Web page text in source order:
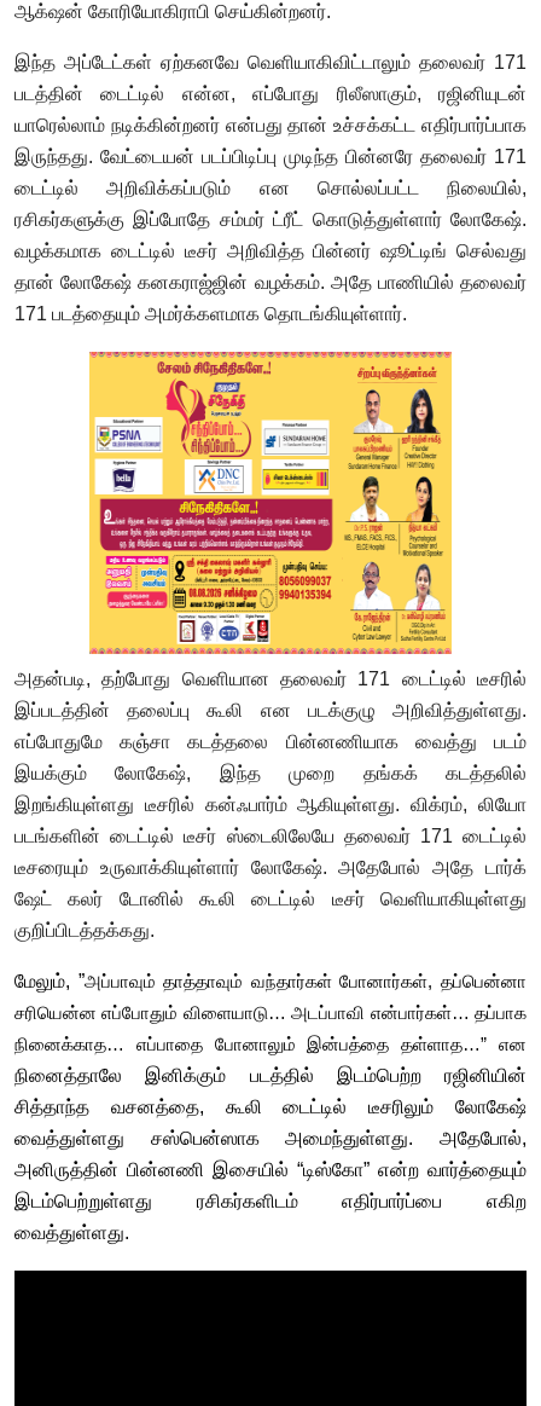
ஆக்‌ஷன் கோரியோகிராபி செய்கின்றனர்.
இந்த அப்டேட்கள் ஏற்கனவே வெளியாகிவிட்டாலும் தலைவர் 171
படத்தின் டைட்டில் என்ன, எப்போது ரிலீஸாகும், ரஜினியுடன்
யாரெல்லாம் நடிக்கின்றனர் என்பது தான் உச்சக்கட்ட எதிர்பார்ப்பாக
இருந்தது. வேட்டையன் படப்பிடிப்பு முடிந்த பின்னரே தலைவர் 171
டைட்டில் அறிவிக்கப்படும் என சொல்லப்பட்ட நிலையில்,
ரசிகர்களுக்கு இப்போதே சம்மர் ட்ரீட் கொடுத்துள்ளார் லோகேஷ்.
வழக்கமாக டைட்டில் டீசர் அறிவித்த பின்னர் ஷூட்டிங் செல்வது
தான் லோகேஷ் கனகராஜ்ஜின் வழக்கம். அதே பாணியில் தலைவர்
171 படத்தையும் அமர்க்களமாக தொடங்கியுள்ளார்.
அதன்படி, தற்போது வெளியான தலைவர் 171 டைட்டில் டீசரில்
இப்படத்தின் தலைப்பு கூலி என படக்குழு அறிவித்துள்ளது.
எப்போதுமே கஞ்சா கடத்தலை பின்னணியாக வைத்து படம்
இயக்கும் லோகேஷ், இந்த முறை தங்கக் கடத்தலில்
இறங்கியுள்ளது டீசரில் கன்ஃபார்ம் ஆகியுள்ளது. விக்ரம், லியோ
படங்களின் டைட்டில் டீசர் ஸ்டைலிலேயே தலைவர் 171 டைட்டில்
டீசரையும் உருவாக்கியுள்ளார் லோகேஷ். அதேபோல் அதே டார்க்
ஷேட் கலர் டோனில் கூலி டைட்டில் டீசர் வெளியாகியுள்ளது
குறிப்பிடத்தக்கது.
மேலும், ”அப்பாவும் தாத்தாவும் வந்தார்கள் போனார்கள், தப்பென்னா
சரியென்ன எப்போதும் விளையாடு… அடப்பாவி என்பார்கள்… தப்பாக
நினைக்காத… எப்பாதை போனாலும் இன்பத்தை
தள்ளாத…” என
நினைத்தாலே இனிக்கும் படத்தில் இடம்பெற்ற ரஜினியின்
சித்தாந்த வசனத்தை, கூலி டைட்டில் டீசரிலும் லோகேஷ்
வைத்துள்ளது சஸ்பென்ஸாக அமைந்துள்ளது. அதேபோல்,
அனிருத்தின் பின்னணி இசையில் “டிஸ்கோ” என்ற வார்த்தையும்
இடம்பெற்றுள்ளது ரசிகர்களிடம் எதிர்பார்ப்பை எகிற
வைத்துள்ளது.